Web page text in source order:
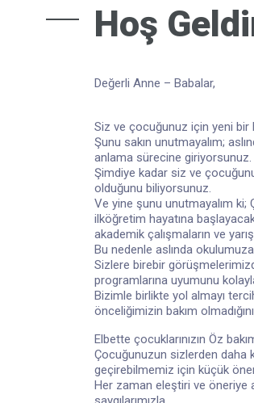
Hoş
Değerli Anne – Babalar,
Siz ve çocuğunuz için yeni bir
Şunu sakın unutmayalım;
anlama sürecine giriyorsunuz.
Şimdiye kadar siz ve
olduğunu biliyorsunuz.
Ve yine şunu unutmayalım ki;
ilköğretim hayatına
akademik çalışmaların ve
Bu nedenle aslında
Sizlere birebir
programlarına uyumunu
Bizimle birlikte yol almayı
önceliğimizin bakım
Elbette çocuklarınızın Öz
Çocuğunuzun sizlerden daha
geçirebilmemiz için küçük
Her zaman eleştiri ve öneriye